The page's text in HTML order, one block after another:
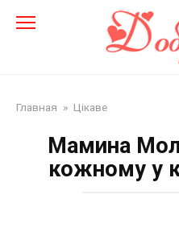
Главная » Цікаве
Мамина
кожному у